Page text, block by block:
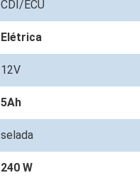
CDI/ECU
Elétrica
12V
5Ah
selada
240 W